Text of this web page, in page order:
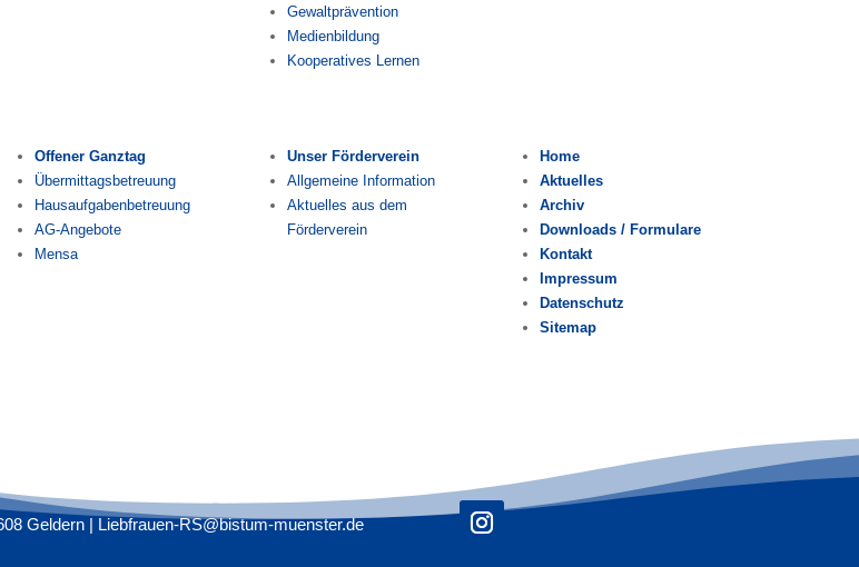
Gewaltprävention
Medienbildung
Kooperatives Lernen
Offener Ganztag
Übermittagsbetreuung
Hausaufgabenbetreuung
AG-Angebote
Mensa
Unser Förderverein
Allgemeine Information
Aktuelles aus dem
Förderverein
Home
Aktuelles
Archiv
Downloads / Formulare
Kontakt
Impressum
Datenschutz
Sitemap
Geldern | Liebfrauen-RS@bistum-muenster.de